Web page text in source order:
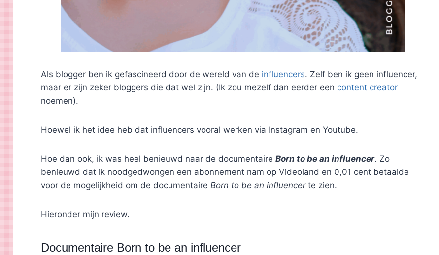
Als blogger ben ik gefascineerd door de wereld van de influencers. Zelf ben ik geen influencer,
maar er zijn zeker bloggers die dat wel zijn. (Ik zou mezelf dan eerder een content creator
noemen).
Hoewel ik het idee heb dat influencers vooral werken via Instagram en Youtube.
Hoe dan ook, ik was heel benieuwd naar de documentaire Born to be an influencer. Zo
benieuwd dat ik noodgedwongen een abonnement nam op Videoland en 0,01 cent betaalde
voor de mogelijkheid om de documentaire Born to be an influencerte zien.
Hieronder mijn review.
Documentaire Born to be an influencer